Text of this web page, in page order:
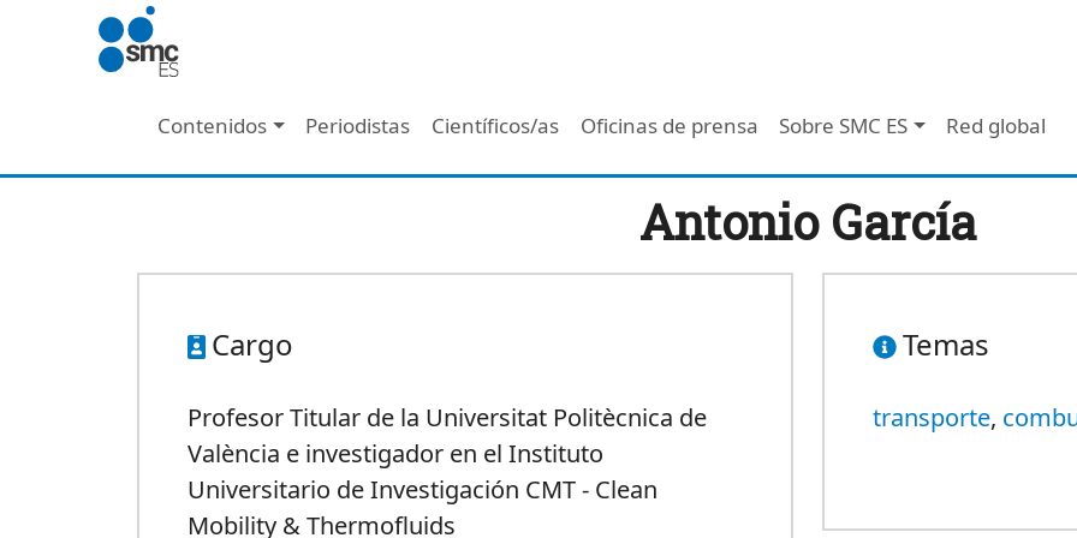
Pasar al contenido principal
Navegación principal - Header
Contenidos Periodistas Científicos/as Oficinas de prensa Sobre SMC ES Red global
Antonio García
Cargo
Profesor Titular de la Universitat Politècnica de
València e investigador en el Instituto
Universitario de Investigación CMT - Clean
Mobility & Thermofluids
Temas
transporte,